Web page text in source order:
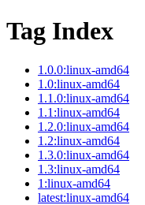
Tag Index
1.0.0:linux-amd64
1.0:linux-amd64
1.1.0:linux-amd64
1.1:linux-amd64
1.2.0:linux-amd64
1.2:linux-amd64
1.3.0:linux-amd64
1.3:linux-amd64
1:linux-amd64
latest:linux-amd64